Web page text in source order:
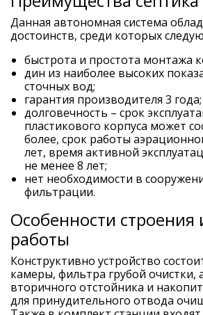
Данная автономная система
достоинств, среди которых
быстрота и простота монтажа
дин из наиболее высоких
сточных вод;
гарантия производителя 3 года;
долговечность – срок
пластикового корпуса может
более, срок работы
лет, время активной
не менее 8 лет;
нет необходимости в
фильтрации.
Особенности
работы
Конструктивно устройство
камеры, фильтра грубой очистки,
вторичного отстойника и
для принудительного отвода